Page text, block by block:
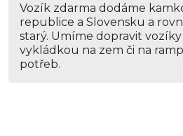
Vozík zdarma dodáme
republice a Slovensku a
starý. Umíme dopravit
vykládkou na zem či na
potřeb.